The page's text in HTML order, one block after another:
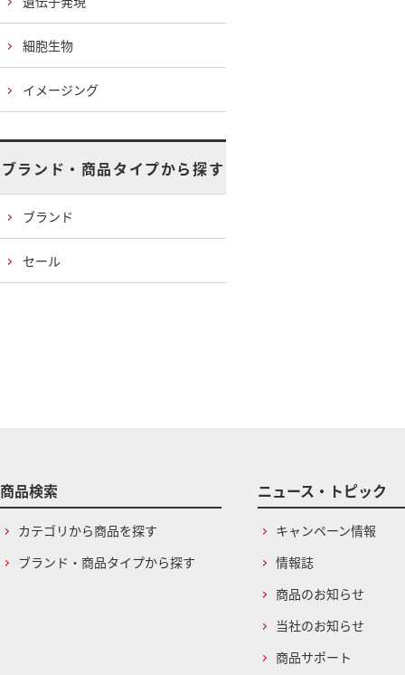
細胞生物
イメージング
ブランド・商品タイプから探す
ブランド
セール
商品検索
カテゴリから商品を探す
ブランド・商品タイプから探す
ニュース・トピック
キャンペーン情報
情報誌
商品のお知らせ
当社のお知らせ
商品サポート